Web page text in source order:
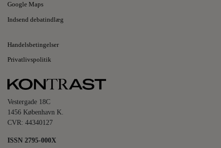
Google Maps
Indsend debatindlæg
Handelsbetingelser
Privatlivspolitik
Vestergade 18C
1456 København K.
CVR: 44340127
ISSN 2795-000X